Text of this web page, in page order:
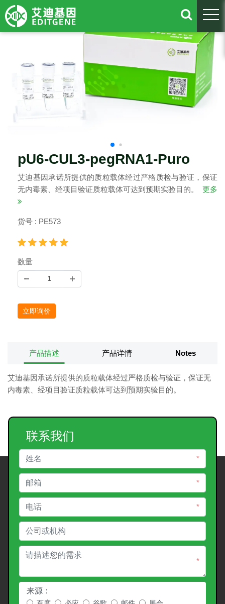
pU6-CUL3-pegRNA1-Puro
艾迪基因承诺所提供的质粒载体经过严格质检与验证，保证
无内毒素、经项目验证质粒载体可达到预期实验目的。
更多
货号 : PE573
数量
立即询价
产品描述 产品详情 Notes
艾迪基因承诺所提供的质粒载体经过严格质检与验证，保证无
内毒素、经项目验证质粒载体可达到预期实验目的。
联系我们
*
*
*
*
来源：